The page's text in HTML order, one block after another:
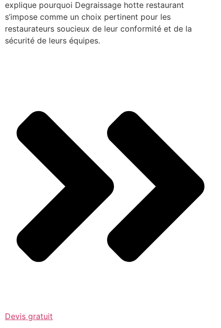
explique pourquoi Degraissage hotte restaurant
s’impose comme un choix pertinent pour les
restaurateurs soucieux de leur conformité et de la
sécurité de leurs équipes.
Devis gratuit